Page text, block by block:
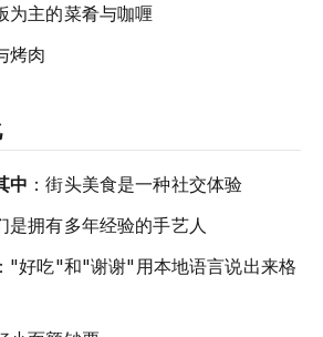
为主的菜肴与咖喱
烤肉
中 ：街头美食是一种社交体验
是拥有多年经验的手艺人
"好吃"和"谢谢"用本地语言说出来格